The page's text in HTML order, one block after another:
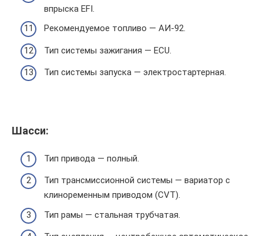
впрыска EFI.
Рекомендуемое топливо — АИ-92.
Тип системы зажигания — ECU.
Тип системы запуска — электростартерная.
Шасси:
Тип привода — полный.
Тип трансмиссионной системы — вариатор с
клиноременным приводом (CVT).
Тип рамы — стальная трубчатая.